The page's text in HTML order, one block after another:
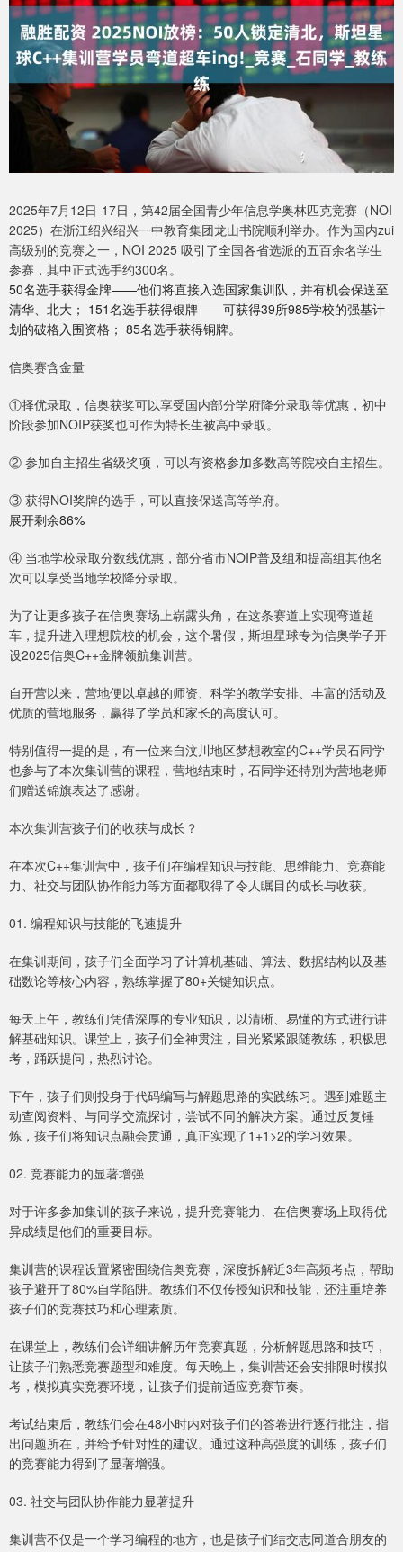
2025年7月12日-17日，第42届全国青少年信息学奥林匹克竞赛（NOI
2025）在浙江绍兴绍兴一中教育集团龙山书院顺利举办。作为国内zui
高级别的竞赛之一，NOI 2025 吸引了全国各省选派的五百余名学生
参赛，其中正式选手约300名。
50名选手获得金牌——他们将直接入选国家集训队，并有机会保送至
清华、北大； 151名选手获得银牌——可获得39所985学校的强基计
划的破格入围资格； 85名选手获得铜牌。
信奥赛含金量
①择优录取，信奥获奖可以享受国内部分学府降分录取等优惠，初中
阶段参加NOIP获奖也可作为特长生被高中录取。
② 参加自主招生省级奖项，可以有资格参加多数高等院校自主招生。
③ 获得NOI奖牌的选手，可以直接保送高等学府。
展开剩余86%
④ 当地学校录取分数线优惠，部分省市NOIP普及组和提高组其他名
次可以享受当地学校降分录取。
为了让更多孩子在信奥赛场上崭露头角，在这条赛道上实现弯道超
车，提升进入理想院校的机会，这个暑假，斯坦星球专为信奥学子开
设2025信奥C++金牌领航集训营。
自开营以来，营地便以卓越的师资、科学的教学安排、丰富的活动及
优质的营地服务，赢得了学员和家长的高度认可。
特别值得一提的是，有一位来自汶川地区梦想教室的C++学员石同学
也参与了本次集训营的课程，营地结束时，石同学还特别为营地老师
们赠送锦旗表达了感谢。
本次集训营孩子们的收获与成长？
在本次C++集训营中，孩子们在编程知识与技能、思维能力、竞赛能
力、社交与团队协作能力等方面都取得了令人瞩目的成长与收获。
01. 编程知识与技能的飞速提升
在集训期间，孩子们全面学习了计算机基础、算法、数据结构以及基
础数论等核心内容，熟练掌握了80+关键知识点。
每天上午，教练们凭借深厚的专业知识，以清晰、易懂的方式进行讲
解基础知识。课堂上，孩子们全神贯注，目光紧紧跟随教练，积极思
考，踊跃提问，热烈讨论。
下午，孩子们则投身于代码编写与解题思路的实践练习。遇到难题主
动查阅资料、与同学交流探讨，尝试不同的解决方案。通过反复锤
炼，孩子们将知识点融会贯通，真正实现了1+1>2的学习效果。
02. 竞赛能力的显著增强
对于许多参加集训的孩子来说，提升竞赛能力、在信奥赛场上取得优
异成绩是他们的重要目标。
集训营的课程设置紧密围绕信奥竞赛，深度拆解近3年高频考点，帮助
孩子避开了80%自学陷阱。教练们不仅传授知识和技能，还注重培养
孩子们的竞赛技巧和心理素质。
在课堂上，教练们会详细讲解历年竞赛真题，分析解题思路和技巧，
让孩子们熟悉竞赛题型和难度。每天晚上，集训营还会安排限时模拟
考，模拟真实竞赛环境，让孩子们提前适应竞赛节奏。
考试结束后，教练们会在48小时内对孩子们的答卷进行逐行批注，指
出问题所在，并给予针对性的建议。通过这种高强度的训练，孩子们
的竞赛能力得到了显著增强。
03. 社交与团队协作能力显著提升
集训营不仅是一个学习编程的地方，也是孩子们结交志同道合朋友的